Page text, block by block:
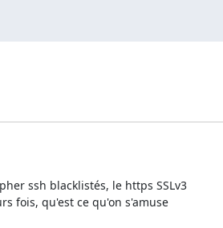
ssh blacklistés, le https SSLv3
fois, qu'est ce qu'on s'amuse